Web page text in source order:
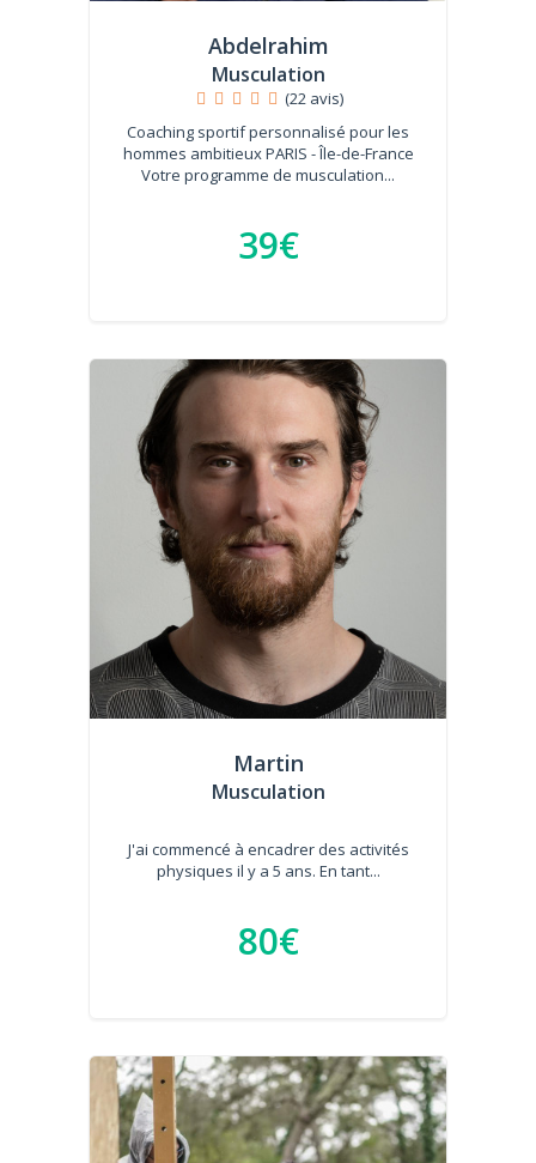
Abdelrahim
Musculation
(22 avis)
Coaching sportif personnalisé pour les
hommes ambitieux PARIS - Île-de-France
Votre programme de musculation...
39€
Martin
Musculation
J'ai commencé à encadrer des activités
physiques il y a 5 ans. En tant...
80€